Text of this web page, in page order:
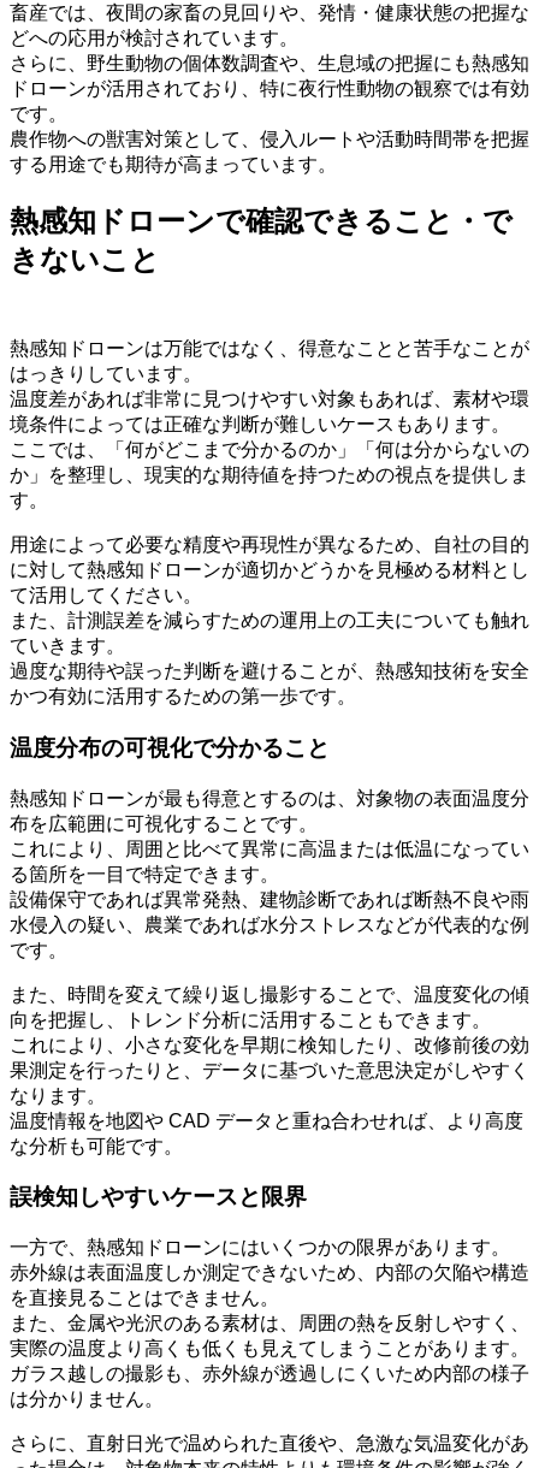
畜産では、夜間の家畜の見回りや、発情・健康状態の把握な
どへの応用が検討されています。
さらに、野生動物の個体数調査や、生息域の把握にも熱感知
ドローンが活用されており、特に夜行性動物の観察では有効
です。
農作物への獣害対策として、侵入ルートや活動時間帯を把握
する用途でも期待が高まっています。
熱感知ドローンで確認できること・で
きないこと
熱感知ドローンは万能ではなく、得意なことと苦手なことが
はっきりしています。
温度差があれば非常に見つけやすい対象もあれば、素材や環
境条件によっては正確な判断が難しいケースもあります。
ここでは、「何がどこまで分かるのか」「何は分からないの
か」を整理し、現実的な期待値を持つための視点を提供しま
す。
用途によって必要な精度や再現性が異なるため、自社の目的
に対して熱感知ドローンが適切かどうかを見極める材料とし
て活用してください。
また、計測誤差を減らすための運用上の工夫についても触れ
ていきます。
過度な期待や誤った判断を避けることが、熱感知技術を安全
かつ有効に活用するための第一歩です。
温度分布の可視化で分かること
熱感知ドローンが最も得意とするのは、対象物の表面温度分
布を広範囲に可視化することです。
これにより、周囲と比べて異常に高温または低温になってい
る箇所を一目で特定できます。
設備保守であれば異常発熱、建物診断であれば断熱不良や雨
水侵入の疑い、農業であれば水分ストレスなどが代表的な例
です。
また、時間を変えて繰り返し撮影することで、温度変化の傾
向を把握し、トレンド分析に活用することもできます。
これにより、小さな変化を早期に検知したり、改修前後の効
果測定を行ったりと、データに基づいた意思決定がしやすく
なります。
温度情報を地図や CAD データと重ね合わせれば、より高度
な分析も可能です。
誤検知しやすいケースと限界
一方で、熱感知ドローンにはいくつかの限界があります。
赤外線は表面温度しか測定できないため、内部の欠陥や構造
を直接見ることはできません。
また、金属や光沢のある素材は、周囲の熱を反射しやすく、
実際の温度より高くも低くも見えてしまうことがあります。
ガラス越しの撮影も、赤外線が透過しにくいため内部の様子
は分かりません。
さらに、直射日光で温められた直後や、急激な気温変化があ